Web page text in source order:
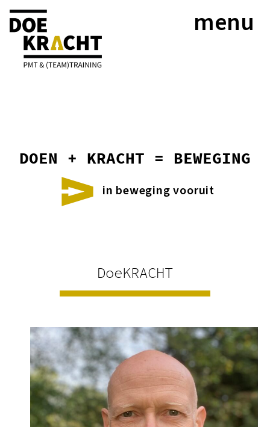
menu
DOEN + KRACHT = BEWEGING
in beweging vooruit
DoeKRACHT